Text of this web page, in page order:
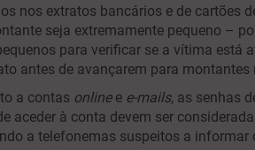
nos extratos bancários e de cartões
seja extremamente pequeno –
para verificar se a vítima está
antes de avançarem para montantes
a contas onlinee e-mails, as senhas
aceder à conta devem ser
a telefonemas suspeitos a informar